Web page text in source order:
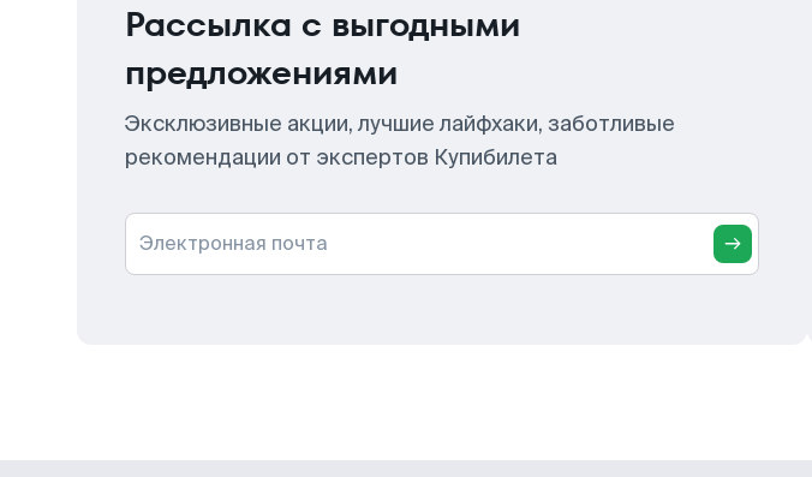
Рассылка с выгодными
предложениями
Эксклюзивные акции, лучшие лайфхаки, заботливые
рекомендации от экспертов Купибилета
Электронная почта